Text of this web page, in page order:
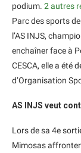
podium. 2 autres
Parc des sports
l’AS INJS,
enchaîner face à
CESCA, elle a été
d’Organisation
AS INJS veut
Lors de sa 4e
Mimosas